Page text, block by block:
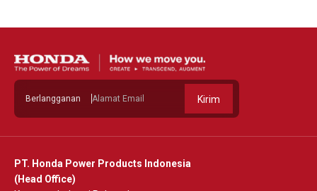
Berlangganan Kirim
PT. Honda Power Products Indonesia
(Head Office)